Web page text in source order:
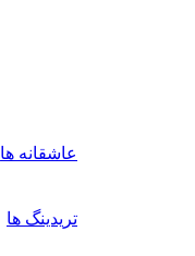
عاشقانه ها
تریدینگ ها